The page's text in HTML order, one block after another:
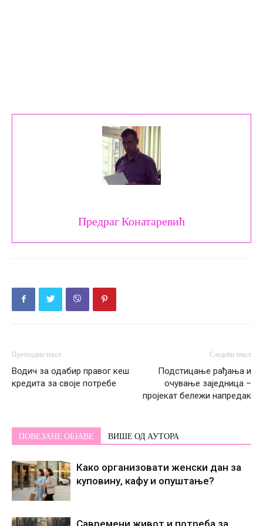
Предраг Конатаревић
Претходни текст
Водич за одабир правог кеш
кредита за своје потребе
Следећи текст
Подстицање рађања и
очување заједница –
пројекат бележи напредак
ПОВЕЗАНЕ ОБЈАВЕ ВИШЕ ОД АУТОРА
Како организовати женски дан за
куповину, кафу и опуштање?
Савремени живот и потреба за